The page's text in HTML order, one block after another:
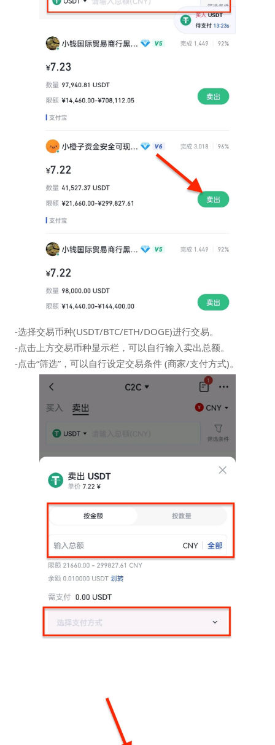
-选择交易币种(USDT/BTC/ETH/DOGE)进行交易。
-点击上方交易币种显示栏，可以自行输入卖出总额。
-点击“筛选”，可以自行设定交易条件 (商家/支付方式)。